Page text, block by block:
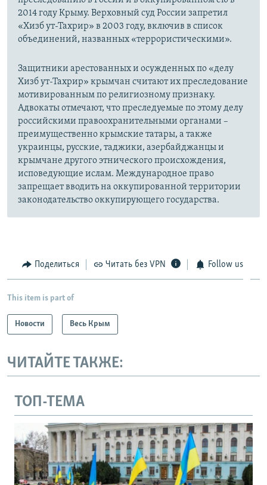
2014 году Крыму. Верховный суд России запретил
«Хизб ут-Тахрир» в 2003 году, включив в список
объединений, названных «террористическими».
Защитники арестованных и осужденных по «делу
Хизб ут-Тахрир» крымчан считают их преследование
мотивированным по религиозному признаку.
Адвокаты отмечают, что преследуемые по этому делу
российскими правоохранительными органами –
преимущественно крымские татары, а также
украинцы, русские, таджики, азербайджанцы и
крымчане другого этнического происхождения,
исповедующие ислам. Международное право
запрещает вводить на оккупированной территории
законодательство оккупирующего государства.
Поделиться Читать без VPN Follow us
This item is part of
Новости Весь Крым
ЧИТАЙТЕ ТАКЖЕ:
ТОП-ТЕМА